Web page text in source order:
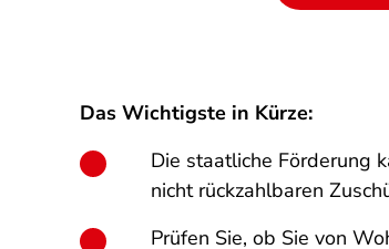
Das Wichtigste in Kürze:
Die staatliche Förderung
nicht rückzahlbaren
Prüfen Sie, ob Sie von